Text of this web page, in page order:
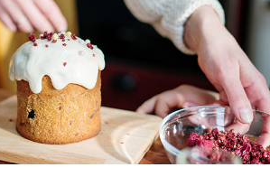
рецепт кулича несколько
рецептуры, так как
начинку:
ПАСХА